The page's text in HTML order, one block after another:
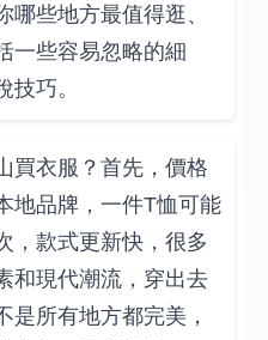
些地方最值得逛、
一些容易忽略的細
巧。
買衣服？首先，價格
地品牌，一件T恤可能
，款式更新快，很多
和現代潮流，穿出去
是所有地方都完美，